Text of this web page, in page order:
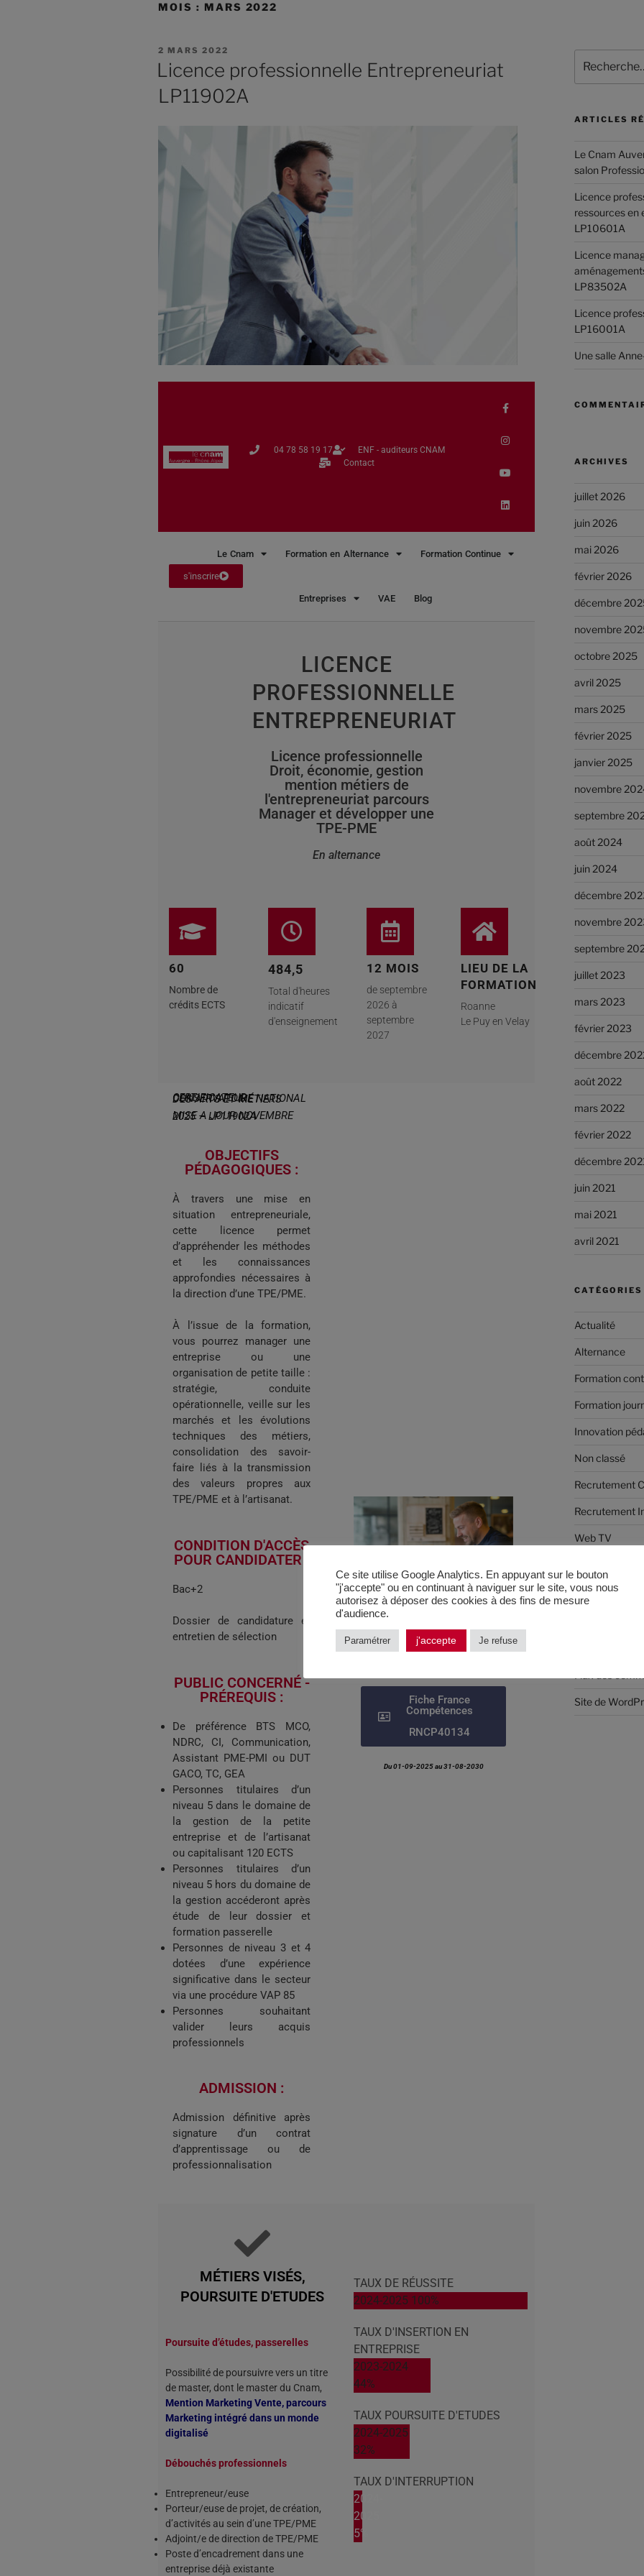
MOIS : MARS 2022
2 MARS 2022
Licence professionnelle Entrepreneuriat
LP11902A
04 78 58 19 17​
ENF - auditeurs CNAM
Contact
s'inscrire
Le Cnam Formation en Alternance Formation Continue
Entreprises VAE Blog
LICENCE
PROFESSIONNELLE
ENTREPRENEURIAT
Licence professionnelle
Droit, économie, gestion
mention métiers de
l'entrepreneuriat parcours
Manager et développer une
TPE-PME
En alternance
60
Nombre de
crédits ECTS
484,5
Total d'heures
indicatif
d'enseignement​
12 MOIS
de septembre
2026 à
septembre
2027
LIEU DE LA
FORMATION
Roanne
Le Puy en Velay
CERTIFICATEUR CONSERVATOIRE NATIONAL DES ARTS ET MÉTIERS
MISE A JOUR NOVEMBRE 2025 – LP11902A
OBJECTIFS
PÉDAGOGIQUES :
À travers une mise en
situation entrepreneuriale,
cette licence permet
d’appréhender les méthodes
et les connaissances
approfondies nécessaires à
la direction d’une TPE/PME.
À l’issue de la formation,
vous pourrez manager une
entreprise ou une
organisation de petite taille :
stratégie, conduite
opérationnelle, veille sur les
marchés et les évolutions
techniques des métiers,
consolidation des savoir-
faire liés à la transmission
des valeurs propres aux
TPE/PME et à l’artisanat.
CONDITION D'ACCÈS
POUR CANDIDATER :
Bac+2
Dossier de candidature et
entretien de sélection
PUBLIC CONCERNÉ -
PRÉREQUIS :​
De préférence BTS MCO,
NDRC, CI, Communication,
Assistant PME-PMI ou DUT
GACO, TC, GEA
Personnes titulaires d’un
niveau 5 dans le domaine de
la gestion de la petite
entreprise et de l’artisanat
ou capitalisant 120 ECTS
Personnes titulaires d’un
niveau 5 hors du domaine de
la gestion accéderont après
étude de leur dossier et
formation passerelle
Personnes de niveau 3 et 4
dotées d’une expérience
significative dans le secteur
via une procédure VAP 85
Personnes souhaitant
valider leurs acquis
professionnels
ADMISSION :
Admission définitive après
signature d’un contrat
d’apprentissage ou de
professionnalisation
TELECHARGER
LA
NOUS
CONTACTER
JE
Fiche France
Compétences
RNCP40134
Du 01-09-2025 au 31-08-2030
MÉTIERS VISÉS,
POURSUITE D'ETUDES
Poursuite d’études, passerelles
Possibilité de poursuivre vers un titre
de master, dont le master du Cnam,
Mention Marketing Vente, parcours
Marketing intégré dans un monde
digitalisé
Débouchés professionnels
Entrepreneur/euse
Porteur/euse de projet, de création,
d’activités au sein d’une TPE/PME
Adjoint/e de direction de TPE/PME
Poste d’encadrement dans une
entreprise déjà existante
TAUX DE RÉUSSITE
2024-2025 100%
TAUX D'INSERTION EN
ENTREPRISE
2023-2024
44%
TAUX POURSUITE D'ETUDES
2024-2025
32%
TAUX D'INTERRUPTION
2024-
2025
5%
ARTICLES
Le Cnam
salon
Licence
ressources en
LP10601A
Licence
LP83502A
Licence
LP16001A
Une salle
ARCHIVES
juillet 2026
juin 2026
mai 2026
février 2026
décembre
novembre
octobre 2025
avril 2025
mars 2025
février 2025
janvier 2025
novembre
septembre
août 2024
juin 2024
décembre
novembre
septembre
juillet 2023
mars 2023
février 2023
décembre
août 2022
mars 2022
février 2022
décembre
juin 2021
mai 2021
avril 2021
CATÉGORIES
Actualité
Alternance
Formation
Formation
Innovation
Non classé
Recrutement
Recrutement
Web TV
MÉTA
Site de
Ce site utilise Google Analytics. En appuyant sur le bouton
"j'accepte" ou en continuant à naviguer sur le site, vous nous
autorisez à déposer des cookies à des fins de mesure
d'audience.
Paramétrer j'accepte Je refuse